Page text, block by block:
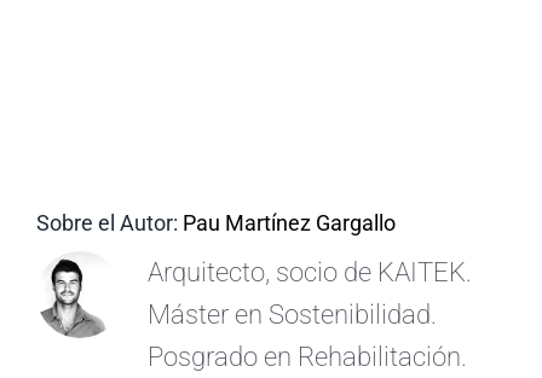
Sobre el Autor: Pau Martínez Gargallo
Arquitecto, socio de KAITEK.
Máster en Sostenibilidad.
Posgrado en Rehabilitación.